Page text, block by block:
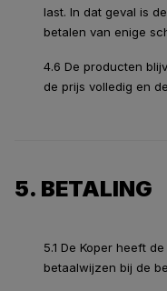
last. In dat geval is
betalen van enige
4.6 De producten
de prijs volledig en
5. BETALING
5.1 De Koper heeft
betaalwijzen bij de